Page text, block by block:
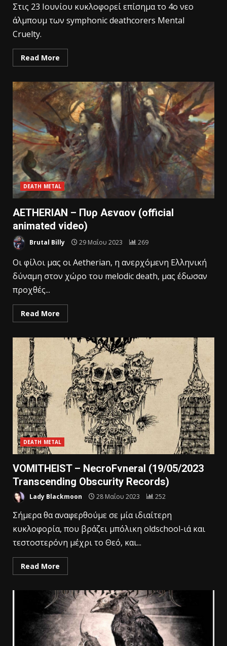
Στις 23 Ιουνίου κυκλοφορεί επίσημα το 4o νεο
άλμπουμ των symphonic deathcorers Mental
Cruelty.
Read More
DEATH METAL
AETHERIAN – Πυρ Αεναον (official
animated video)
Brutal Billy 29 Μαΐου 2023 269
Οι φίλοι μας οι Aetherian, η ανερχόμενη Ελληνική
δύναμη στον χώρο του melodic death, μας έδωσαν
προχθές...
Read More
DEATH METAL
VOMITHEIST – NecroFvneral (19/05/2023
Transcending Obscurity Records)
Lady Blackmoon 28 Μαΐου 2023 252
Σήμερα θα αναφερθούμε σε μία ιδιαίτερη
κυκλοφορία, που βράζει μπόλικη oldschool-ιά και
τεστοστερόνη μέχρι το Θεό, και...
Read More